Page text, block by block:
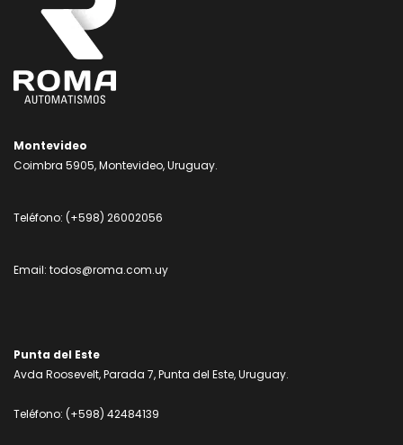
Montevideo
Coimbra 5905, Montevideo, Uruguay.
Teléfono: (+598) 26002056
Email: todos@roma.com.uy
Punta del Este
Avda Roosevelt, Parada 7, Punta del Este, Uruguay.
Teléfono: (+598) 42484139